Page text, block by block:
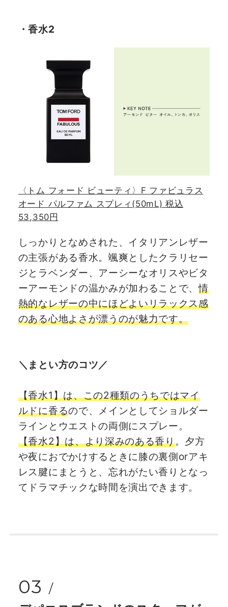
・香水2
〈トム フォード ビューティ〉F ファビュラス
オード パルファム スプレィ(50mL) 税込
53,350円
しっかりとなめされた、イタリアンレザー
の主張がある香水。颯爽としたクラリセー
ジとラベンダー、アーシーなオリスやビタ
ーアーモンドの温かみが加わることで、情
熱的なレザーの中にほどよいリラックス感
のある心地よさが漂うのが魅力です。
＼まとい方のコツ／
【香水1】は、この2種類のうちではマイ
ルドに香るので、メインとしてショルダー
ラインとウエストの両側にスプレー。
【香水2】は、より深みのある香り。夕方
や夜におでかけするときに膝の裏側orアキ
レス腱にまとうと、忘れがたい香りとなっ
てドラマチックな時間を演出できます。
03